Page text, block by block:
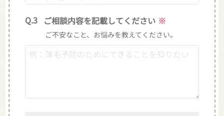
Q.3 ご相談内容を記載してください ※
ご不安なこと、お悩みを教えてください。